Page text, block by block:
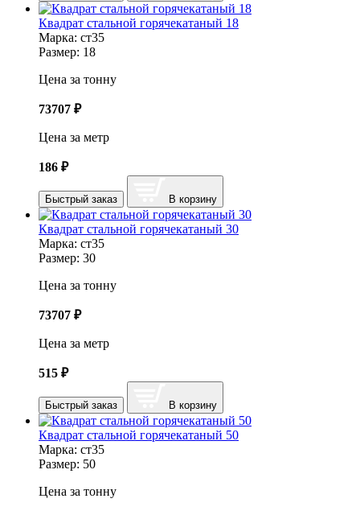
Квадрат стальной горячекатаный 18
Марка: ст35
Размер: 18
Цена за тонну
73707 ₽
Цена за метр
186 ₽
Быстрый заказ В корзину
Квадрат стальной горячекатаный 30
Марка: ст35
Размер: 30
Цена за тонну
73707 ₽
Цена за метр
515 ₽
Быстрый заказ В корзину
Квадрат стальной горячекатаный 50
Марка: ст35
Размер: 50
Цена за тонну